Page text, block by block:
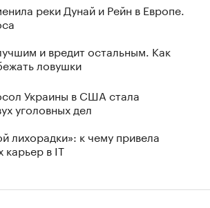
реки Дунай и Рейн в Европе.
и вредит остальным. Как
ловушки
Украины в США стала
уголовных дел
лихорадки»: к чему привела
карьер в IT